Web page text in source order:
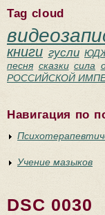
Tag cloud
книги гусли
песня сказки сила
РОССИЙСКОЙ
Навигация по
Учение мазыков
DSC 0030